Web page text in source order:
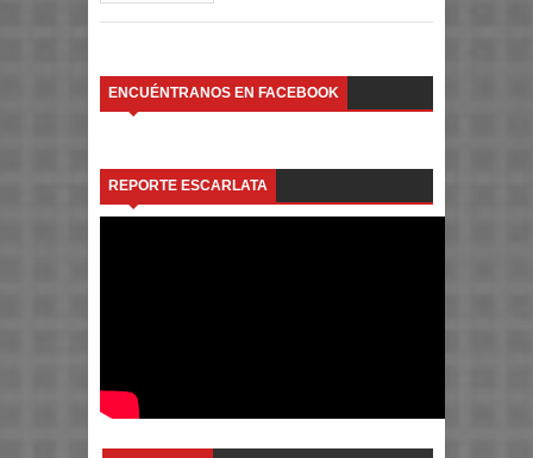
ENCUÉNTRANOS EN FACEBOOK
REPORTE ESCARLATA